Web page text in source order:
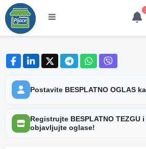
Postavite BESPLATNO OGLAS
Registrujte BESPLATNO TEZGU i
objavljujte oglase!